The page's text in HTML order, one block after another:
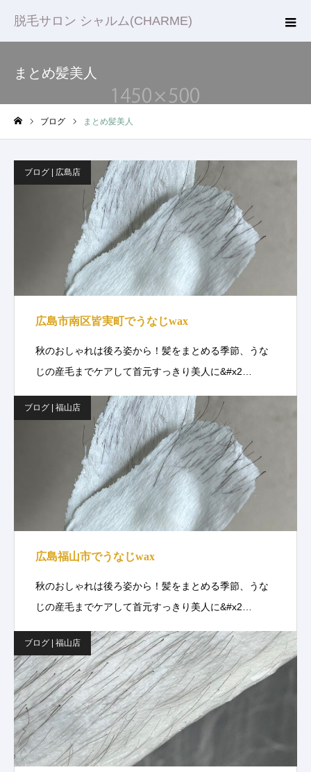
脱毛サロン シャルム(CHARME)
まとめ髪美人
ブログ まとめ髪美人
ブログ | 広島店
広島市南区皆実町でうなじwax
秋のおしゃれは後ろ姿から！髪をまとめる季節、うな
じの産毛までケアして首元すっきり美人に&#x2…
ブログ | 福山店
広島福山市でうなじwax
秋のおしゃれは後ろ姿から！髪をまとめる季節、うな
じの産毛までケアして首元すっきり美人に&#x2…
ブログ | 福山店